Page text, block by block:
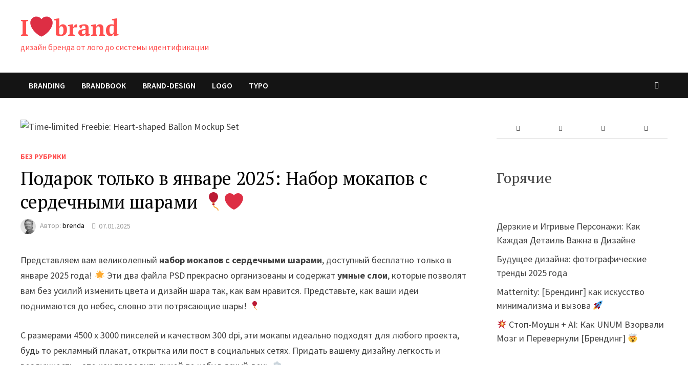
содержимому
I brand
дизайн бренда от лого до системы идентификации
BRANDING BRANDBOOK BRAND-DESIGN LOGO TYPO
БЕЗ РУБРИКИ
Подарок только в январе 2025: Набор мокапов с
сердечными шарами
Автор:brenda 07.01.2025
Представляем вам великолепный набор мокапов с сердечными шарами, доступный бесплатно только в
январе 2025 года!
Эти два файла PSD прекрасно организованы и содержат умные слои, которые позволят
вам без усилий изменить цвета и дизайн шара так, как вам нравится. Представьте, как ваши идеи
поднимаются до небес, словно эти потрясающие шары!
С размерами 4500 x 3000 пикселей и качеством 300 dpi, эти мокапы идеально подходят для любого проекта,
будь то рекламный плакат, открытка или пост в социальных сетях. Придать вашему дизайну легкость и
Горячие
Дерзкие и Игривые Персонажи: Как
Каждая Детаиль Важна в Дизайне
Будущее дизайна: фотографические
тренды 2025 года
Matternity: [Брендинг] как искусство
минимализма и вызова
Стоп-Моушн + AI: Как UNUM Взорвали
Мозг и Перевернули [Брендинг]